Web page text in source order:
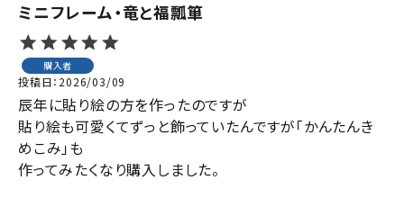
ミニフレーム・竜と福瓢箪
購入者
投稿日 2026/03/09
辰年に貼り絵の方を作ったのですが
貼り絵も可愛くてずっと飾っていたんですが「かんたんき
めこみ」も
作ってみたくなり購入しました。